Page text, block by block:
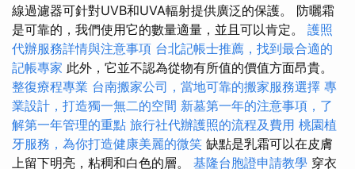
線過濾器可針對UVB和UVA輻射提供廣泛的保護。 防曬霜
是可靠的，我們使用它的數量適量，並且可以肯定。 護照
代辦服務詳情與注意事項 台北記帳士推薦，找到最合適的
記帳專家 此外，它並不認為從物有所值的價值方面昂貴。
整復療程專業 台南搬家公司，當地可靠的搬家服務選擇 專
業設計，打造獨一無二的空間 新墓第一年的注意事項，了
解第一年管理的重點 旅行社代辦護照的流程及費用 桃園植
牙服務，為你打造健康美麗的微笑 缺點是乳霜可以在皮膚
上留下明亮，粘稠和白色的層。 基隆台胞證申請教學 穿衣